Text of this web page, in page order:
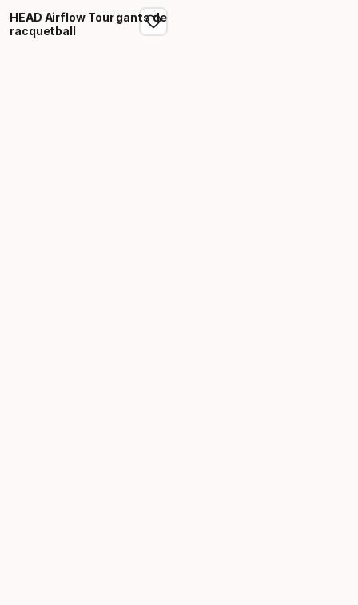
HEAD Airflow Tour gants de
racquetball